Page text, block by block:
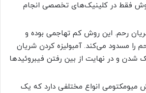
فقط در کلینیک‌های تخصصی انجام
رحم. این روش کم تهاجمی بوده و
را مسدود می‌کند. آمبولیزه کردن شریان
شدن و در نهایت از بین رفتن فیبروئیدها
میومکتومی انواع مختلفی دارد که یک